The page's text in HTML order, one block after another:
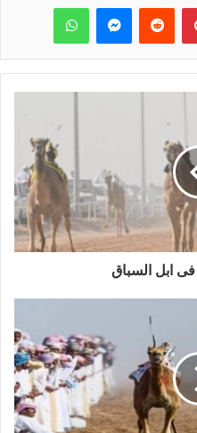
بينتيريست
ابل السباق